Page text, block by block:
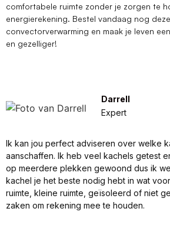
comfortabele ruimte zonder je zorgen te
energierekening. Bestel vandaag nog
convectorverwarming en maak je leven
en gezelliger!
Darrell
Expert
Ik kan jou perfect adviseren over welke
aanschaffen. Ik heb veel kachels getest
op meerdere plekken gewoond dus ik
kachel je het beste nodig hebt in wat
ruimte, kleine ruimte, geïsoleerd of niet
zaken om rekening mee te houden.